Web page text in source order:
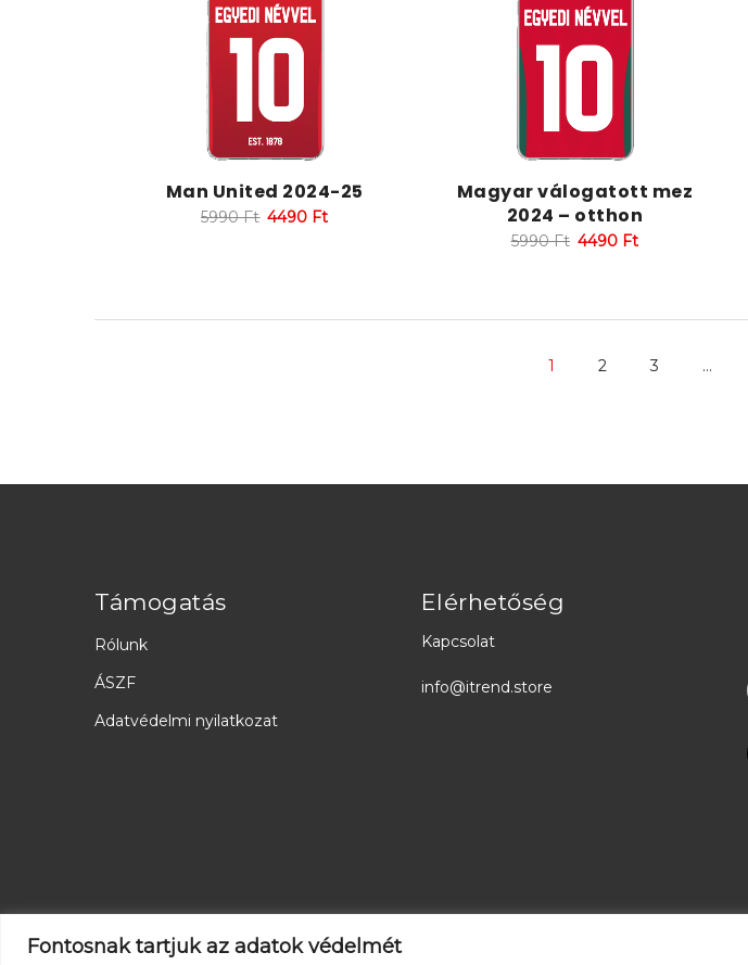
Fontosnak tartjuk az adatok védelmét
Man United 2024-25
5990Ft 4490 Ft
Magyar válogatott mez
2024 – otthon
5990Ft 4490 Ft
1 2 3 …
Támogatás
Rólunk
ÁSZF
Adatvédelmi nyilatkozat
Elérhetőség
Kapcsolat
info@itrend.store